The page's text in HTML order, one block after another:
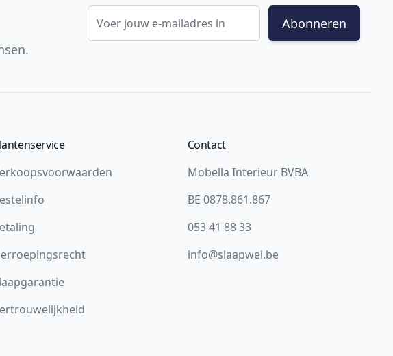
E-mail adres
Abonneren
Contact
Mobella Interieur BVBA
BE 0878.861.867
053 41 88 33
info@slaapwel.be